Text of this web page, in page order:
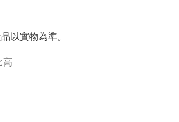
以實物為準。
高